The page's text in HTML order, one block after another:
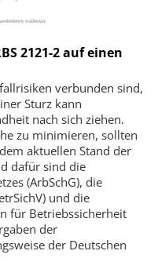
2121-2 auf einen
verbunden sind,
Sturz kann
nach sich ziehen.
zu minimieren, sollten
aktuellen Stand der
dafür sind die
(ArbSchG), die
und die
für Betriebssicherheit
der
der Deutschen